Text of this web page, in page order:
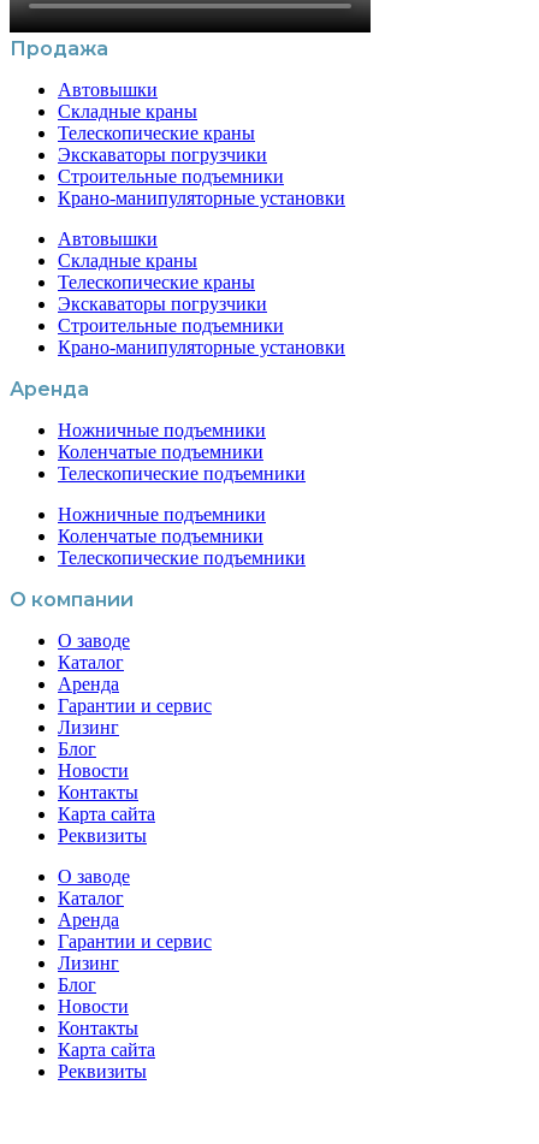
Продажа
Автовышки
Складные краны
Телескопические краны
Экскаваторы погрузчики
Строительные подъемники
Крано-манипуляторные установки
Автовышки
Складные краны
Телескопические краны
Экскаваторы погрузчики
Строительные подъемники
Крано-манипуляторные установки
Аренда
Ножничные подъемники
Коленчатые подъемники
Телескопические подъемники
Ножничные подъемники
Коленчатые подъемники
Телескопические подъемники
О компании
О заводе
Каталог
Аренда
Гарантии и сервис
Лизинг
Блог
Новости
Контакты
Карта сайта
Реквизиты
О заводе
Каталог
Аренда
Гарантии и сервис
Лизинг
Блог
Новости
Контакты
Карта сайта
Реквизиты